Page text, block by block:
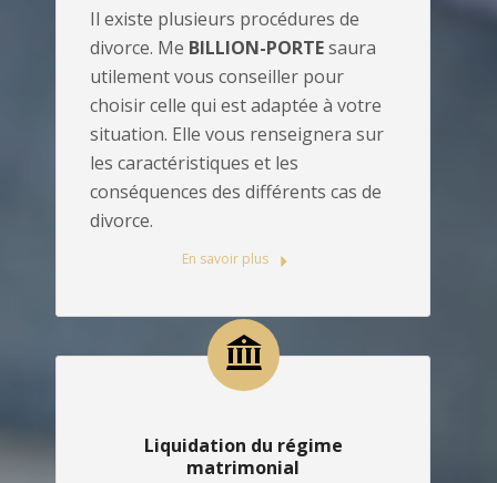
Il existe plusieurs procédures de
divorce. Me BILLION-PORTEsaura
utilement vous conseiller pour
choisir celle qui est adaptée à votre
situation. Elle vous renseignera sur
les caractéristiques et les
conséquences des différents cas de
divorce.
En savoir plus
Liquidation du régime
matrimonial